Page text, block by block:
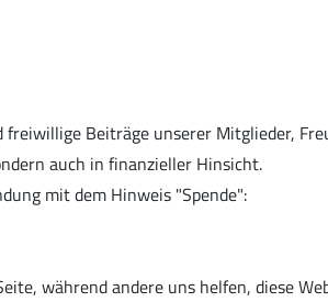
Beiträge unserer Mitglieder,
auch in finanzieller Hinsicht.
mit dem Hinweis "Spende":
während andere uns helfen, diese